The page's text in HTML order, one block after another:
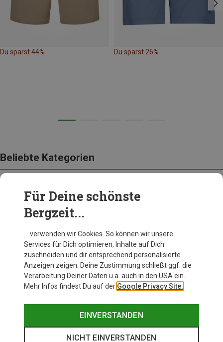
Du sparst 44% Du sparst 26%
Beliebte Kategorien
BEKLEIDUNG
Für Deine schönste
Bergzeit...
… verwenden wir Cookies. So können wir unsere
Services für Dich optimieren, Inhalte auf Dich
zuschneiden und dir entsprechend personalisierte
Anzeigen zeigen. Deine Zustimmung schließt ggf. die
Verarbeitung Deiner Daten u.a. auch in den USA ein.
Mehr Infos findest Du auf der Google Privacy Site.
EINVERSTANDEN
NICHT EINVERSTANDEN